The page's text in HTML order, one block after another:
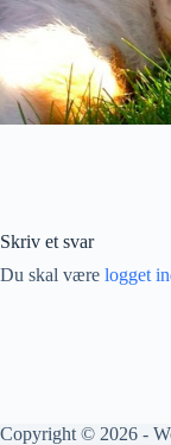
Skriv et svar
Du skal være logget
Copyright © 2026 -